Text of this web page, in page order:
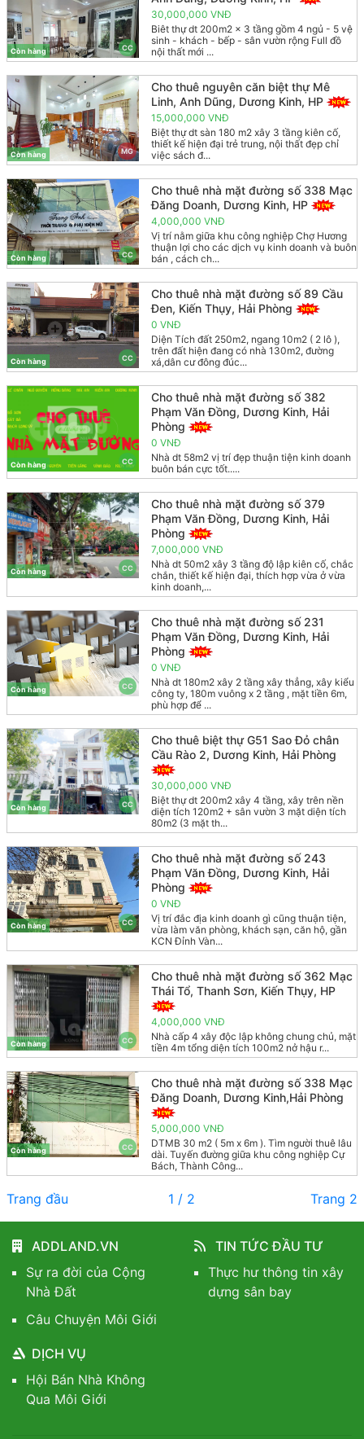
CC
Còn hàng
30,000,000 VNĐ
Biêt thự dt 200m2 x 3 tầng gồm 4 ngủ - 5 vệ
sinh - khách - bếp - sân vườn rộng Full đồ
nội thất mới ...
MG
Còn hàng
Cho thuê nguyên căn biệt thự Mê
Linh, Anh Dũng, Dương Kinh, HP
15,000,000 VNĐ
Biệt thự dt sàn 180 m2 xây 3 tầng kiên cố,
thiết kế hiện đại trẻ trung, nội thất đẹp chỉ
việc sách đ...
CC
Còn hàng
Cho thuê nhà mặt đường số 338 Mạc
Đăng Doanh, Dương Kinh, HP
4,000,000 VNĐ
Vị trí nằm giữa khu công nghiệp Chợ Hương
thuận lợi cho các dịch vụ kinh doanh và buôn
bán , cách ch...
CC
Còn hàng
Cho thuê nhà mặt đường số 89 Cầu
Đen, Kiến Thụy, Hải Phòng
0 VNĐ
Diện Tích đất 250m2, ngang 10m2 ( 2 lô ),
trên đất hiện đang có nhà 130m2, đường
xá,dân cư đông đúc...
CC
Còn hàng
Cho thuê nhà mặt đường số 382
Phạm Văn Đồng, Dương Kinh, Hải
Phòng
0 VNĐ
Nhà dt 58m2 vị trí đẹp thuận tiện kinh doanh
buôn bán cực tốt.....
CC
Còn hàng
Cho thuê nhà mặt đường số 379
Phạm Văn Đồng, Dương Kinh, Hải
Phòng
7,000,000 VNĐ
Nhà dt 50m2 xây 3 tầng độ lập kiên cố, chắc
chắn, thiết kế hiện đại, thích hợp vừa ở vừa
kinh doanh,...
CC
Còn hàng
Cho thuê nhà mặt đường số 231
Phạm Văn Đồng, Dương Kinh, Hải
Phòng
0 VNĐ
Nhà dt 180m2 xây 2 tầng xây thẳng, xây kiểu
công ty, 180m vuông x 2 tầng , mặt tiền 6m,
phù hợp để ...
CC
Còn hàng
Cho thuê biệt thự G51 Sao Đỏ chân
Cầu Rào 2, Dương Kinh, Hải Phòng
30,000,000 VNĐ
Biệt thự dt 200m2 xây 4 tầng, xây trên nền
diện tích 120m2 + sân vườn 3 mặt diện tích
80m2 (3 mặt th...
CC
Còn hàng
Cho thuê nhà mặt đường số 243
Phạm Văn Đồng, Dương Kinh, Hải
Phòng
0 VNĐ
Vị trí đắc địa kinh doanh gì cũng thuận tiện,
vừa làm văn phòng, khách sạn, căn hộ, gần
KCN Đỉnh Vàn...
CC
Còn hàng
Cho thuê nhà mặt đường số 362 Mạc
Thái Tổ, Thanh Sơn, Kiến Thụy, HP
4,000,000 VNĐ
Nhà cấp 4 xây độc lập không chung chủ, mặt
tiền 4m tổng diện tích 100m2 nở hậu r...
CC
Còn hàng
Cho thuê nhà mặt đường số 338 Mạc
Đăng Doanh, Dương Kinh,Hải Phòng
5,000,000 VNĐ
DTMB 30 m2 ( 5m x 6m ). Tìm người thuê lâu
dài. Tuyến đường giữa khu công nghiệp Cự
Bách, Thành Công...
Trang đầu 1 / 2 Trang 2
ADDLAND.VN
Sự ra đời của Cộng
Nhà Đất
Câu Chuyện Môi Giới
TIN TỨC ĐẦU TƯ
Thực hư thông tin xây
dựng sân bay
DỊCH VỤ
Hội Bán Nhà Không
Qua Môi Giới